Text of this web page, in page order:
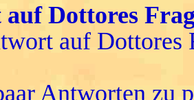
Dottores
auf Dottores
Antworten zu